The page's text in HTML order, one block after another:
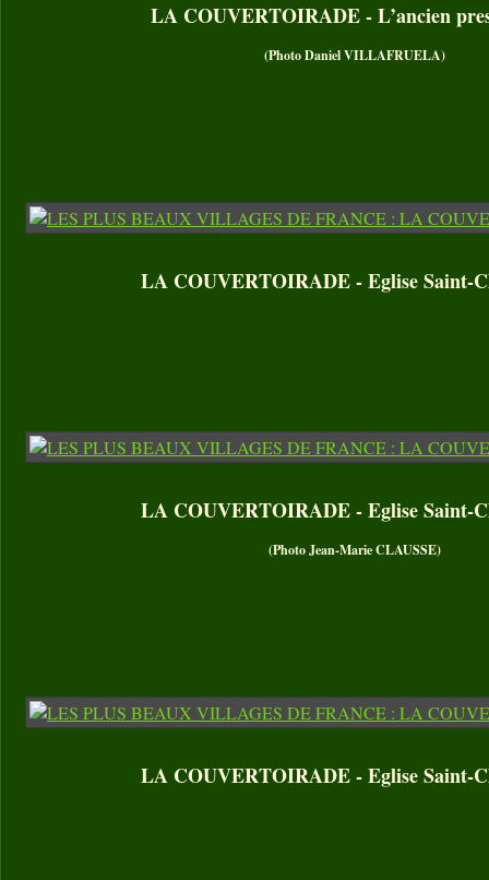
LA COUVERTOIRADE - L’ancien
(Photo Daniel VILLAFRUELA)
LA COUVERTOIRADE - Eglise Saint-
LA COUVERTOIRADE - Eglise Saint-
(Photo Jean-Marie CLAUSSE)
LA COUVERTOIRADE - Eglise Saint-